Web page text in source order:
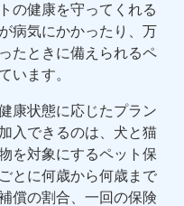
の健康を守ってくれる
病気にかかったり、万
たときに備えられるペ
います。
康状態に応じたプラン
入できるのは、犬と猫
を対象にするペット保
とに何歳から何歳まで
償の割合、一回の保険